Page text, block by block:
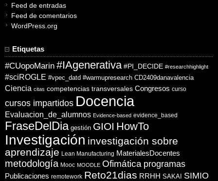
Feed de entradas
Feed de comentarios
WordPress.org
Etiquetas
#CUopoMarin #IAgenerativa #PI_DECIDE #researchhighlight
#sciROGLE #vpec_datd #warmupresearch CD2409danavalencia
Ciencia citas competencias transversales Congresos curso
cursos impartidos Docencia
Evaluacion_de_alumnos Evidence-based evidence_based
FraseDelDia gestión GIOI HowTo
Investigación investigación sobre
aprendizaje Lean Manufacturing MaterialesDocentes
metodología Mooc MOODLE Ofimática programas
Publicaciones remotework Reto21dias RRHH SAKAI SIMIO